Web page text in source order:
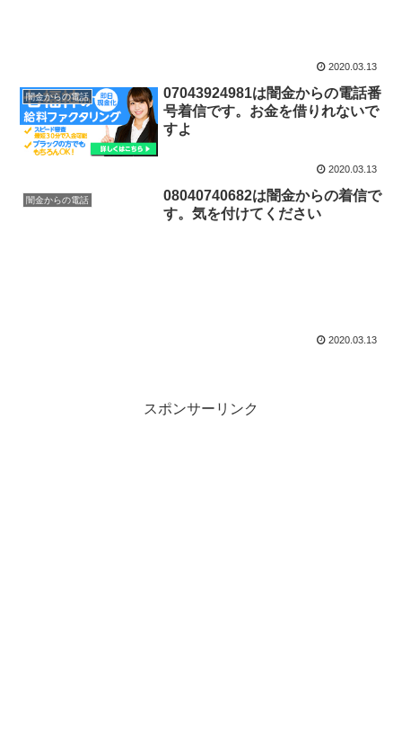
2020.03.13
闇金からの電話
07043924981は闇金からの電話番
号着信です。お金を借りれないで
すよ
2020.03.13
闇金からの電話
08040740682は闇金からの着信で
す。気を付けてください
2020.03.13
スポンサーリンク